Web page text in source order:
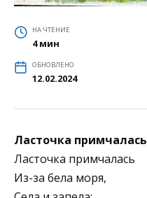
НА ЧТЕНИЕ
4 мин
ОБНОВЛЕНО
12.02.2024
Ласточка примчалась
Ласточка примчалась
Из-за бела моря,